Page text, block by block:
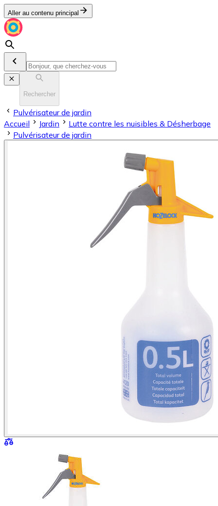
Aller au contenu principal
Rechercher
Pulvérisateur de jardin
Accueil
Jardin
Lutte contre les nuisibles & Désherbage
Pulvérisateur de jardin